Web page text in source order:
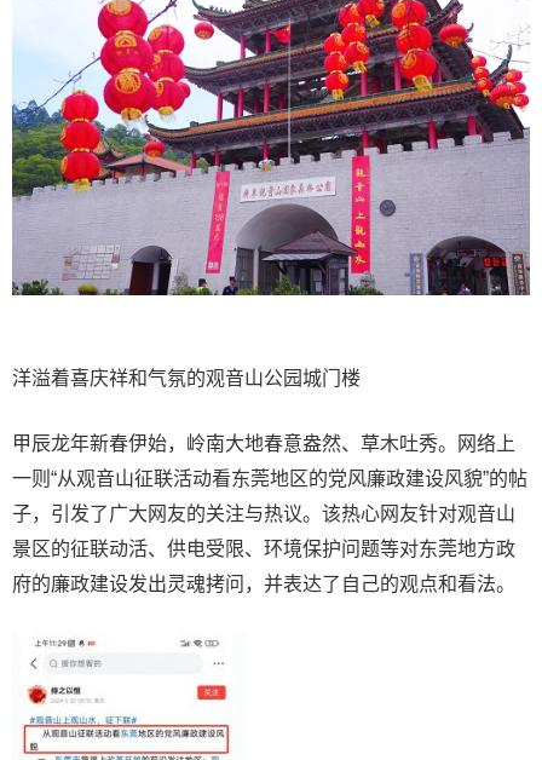
洋溢着喜庆祥和气氛的观音山公园城门楼
甲辰龙年新春伊始，岭南大地春意盎然、草木吐秀。网络上
一则“从观音山征联活动看东莞地区的党风廉政建设风貌”的帖
子，引发了广大网友的关注与热议。该热心网友针对观音山
景区的征联动活、供电受限、环境保护问题等对东莞地方政
府的廉政建设发出灵魂拷问，并表达了自己的观点和看法。